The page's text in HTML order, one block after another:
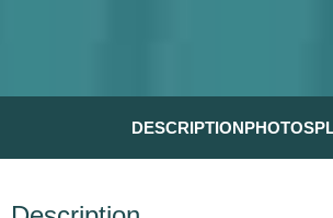
DESCRIPTIONPHOTOS